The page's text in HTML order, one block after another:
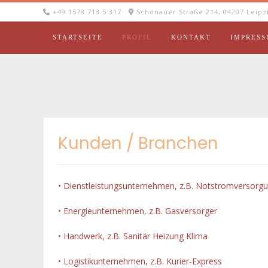
Skip
to
+49 1578 713 5 317 Schönauer Straße 214, 04207
STARTSEITE PROFIL KONTAKT
Kunden / Branchen
• Dienstleistungsunternehmen, z.B.
• Energieunternehmen, z.B. Gasversorger
• Handwerk, z.B. Sanitär Heizung Klima
• Logistikunternehmen, z.B. Kurier-Express